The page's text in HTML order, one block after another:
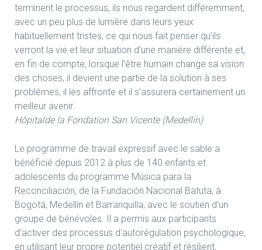
terminent le processus, ils nous regardent différemment,
avec un peu plus de lumière dans leurs yeux
habituellement tristes, ce qui nous fait penser qu'ils
verront la vie et leur situation d'une manière différente et,
en fin de compte, lorsque l'être humain change sa vision
des choses, il devient une partie de la solution à ses
problèmes, il les affronte et il s’assurera certainement un
meilleur avenir.
Hôpitalde la Fondation San Vicente (Medellín)
Le programme de travail expressif avec le sable a
bénéficié depuis 2012 à plus de 140 enfants et
adolescents du programme Música para la
Reconciliación, de la Fundación Nacional Batuta, à
Bogotá, Medellín et Barranquilla, avec le soutien d'un
groupe de bénévoles. Il a permis aux participants
d'activer des processus d'autorégulation psychologique,
en utilisant leur propre potentiel créatif et résilient,